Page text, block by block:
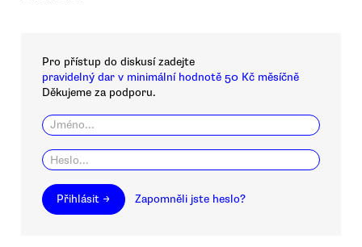
Pro přístup do diskusí zadejte
pravidelný dar v minimální hodnotě 50 Kč měsíčně
Děkujeme za podporu.
Přihlásit → Zapomněli jste heslo?